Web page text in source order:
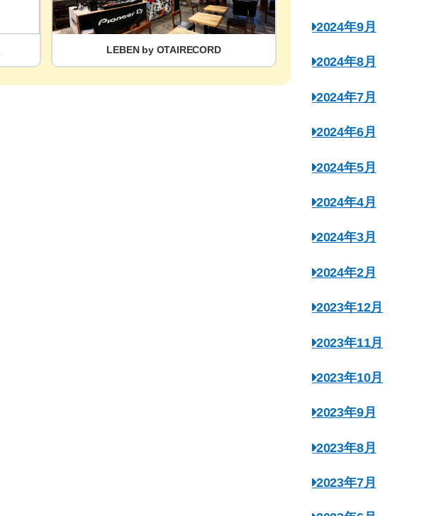
LEBEN by OTAIRECORD
2024年9月
2024年8月
2024年7月
2024年6月
2024年5月
2024年4月
2024年3月
2024年2月
2023年12月
2023年11月
2023年10月
2023年9月
2023年8月
2023年7月